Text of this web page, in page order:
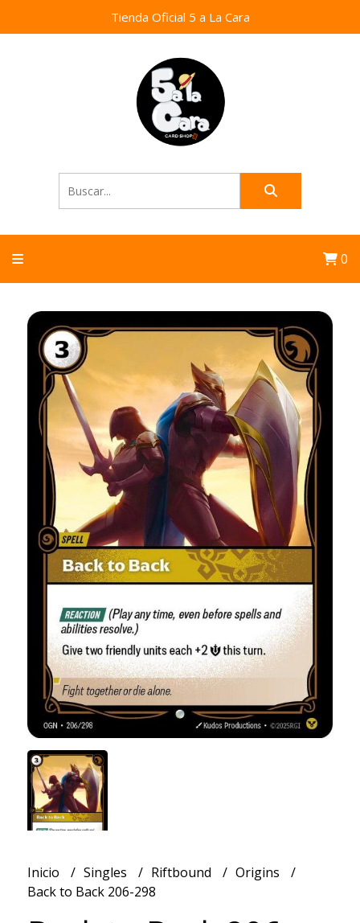
Tienda Oficial 5 a La Cara
0
Inicio Singles Riftbound
Origins
Back to Back 206-298